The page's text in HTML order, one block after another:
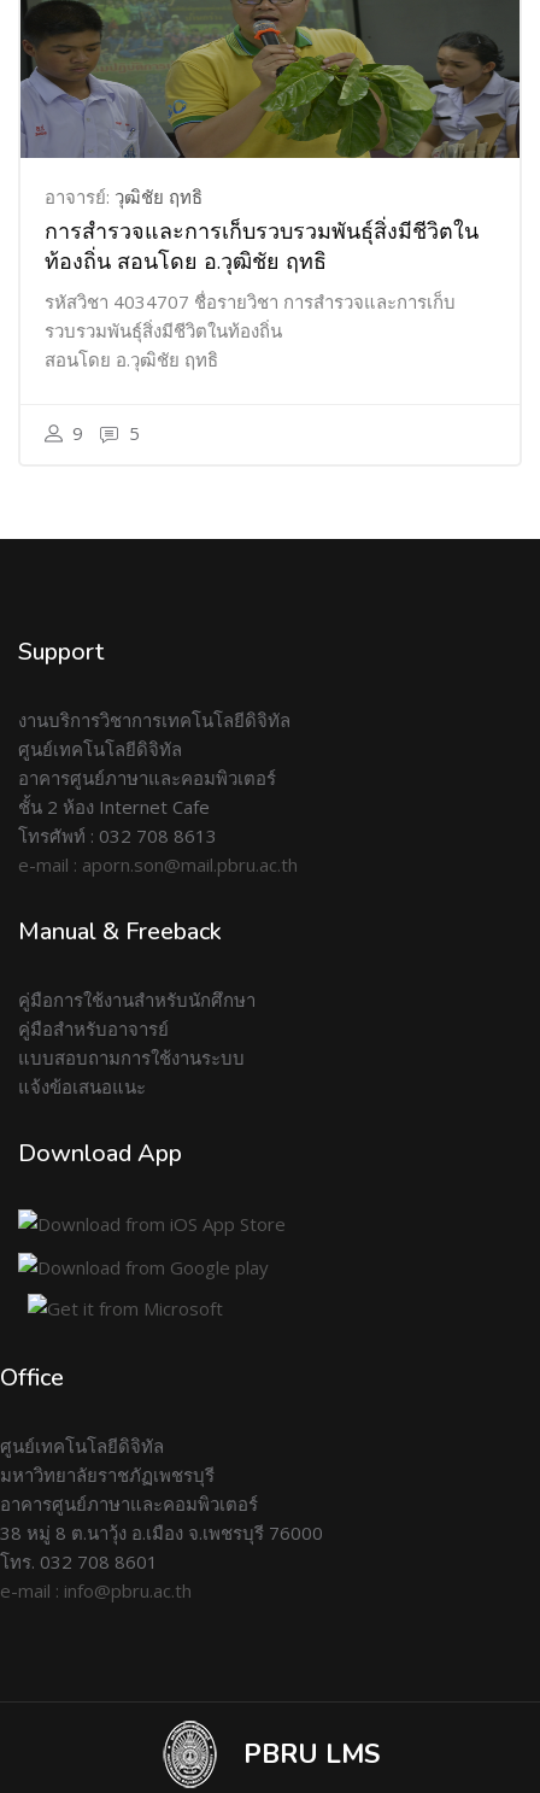
อาจารย์: วุฒิชัย ฤทธิ
การสำรวจและการเก็บรวบรวมพันธุ์สิ่งมีชีวิตใน
ท้องถิ่น สอนโดย อ.วุฒิชัย ฤทธิ
รหัสวิชา 4034707 ชื่อรายวิชา การสำรวจและการเก็บ
รวบรวมพันธุ์สิ่งมีชีวิตในท้องถิ่น
สอนโดย อ.วุฒิชัย ฤทธิ
9 5
Support
งานบริการวิชาการเทคโนโลยีดิจิทัล
ศูนย์เทคโนโลยีดิจิทัล
อาคารศูนย์ภาษาและคอมพิวเตอร์
ชั้น 2 ห้อง Internet Cafe
โทรศัพท์ : 032 708 8613
e-mail : aporn.son@mail.pbru.ac.th
Manual & Freeback
คู่มือการใช้งานสำหรับนักศึกษา
คู่มือสำหรับอาจารย์
แบบสอบถามการใช้งานระบบ
แจ้งข้อเสนอแนะ
Download App
Office
ศูนย์เทคโนโลยีดิจิทัล
มหาวิทยาลัยราชภัฏเพชรบุรี
อาคารศูนย์ภาษาและคอมพิวเตอร์
38 หมู่ 8 ต.นาวุ้ง อ.เมือง จ.เพชรบุรี 76000
โทร. 032 708 8601
e-mail : info@pbru.ac.th
PBRU LMS